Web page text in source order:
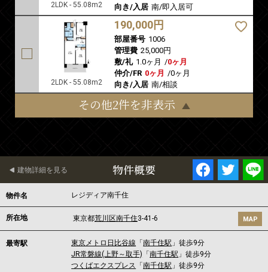
2LDK - 55.08m2
向き/入居 南/即入居可
2LDK - 55.08m2
190,000円
部屋番号 1006
管理費 25,000円
敷/礼 1.0ヶ月 /0ヶ月
仲介/FR 0ヶ月 /0ヶ月
向き/入居 南/相談
その他2件を非表示
物件概要
建物詳細を見る
物件名 レジディア南千住
所在地 東京都荒川区南千住3-41-6 MAP
最寄駅 東京メトロ日比谷線 「南千住駅 」徒歩9分
JR常磐線(上野～取手) 「南千住駅 」徒歩9分
つくばエクスプレス 「南千住駅 」徒歩9分